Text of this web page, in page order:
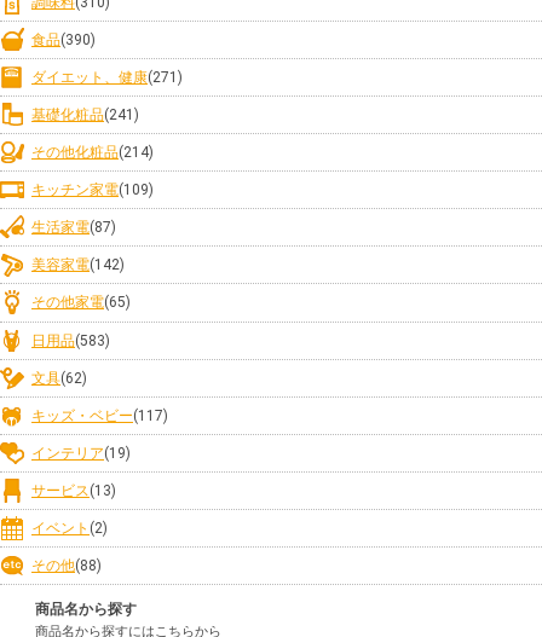
食品(390)
ダイエット、健康(271)
基礎化粧品(241)
その他化粧品(214)
キッチン家電(109)
生活家電(87)
美容家電(142)
その他家電(65)
日用品(583)
文具(62)
キッズ・ベビー(117)
インテリア(19)
サービス(13)
イベント (2)
その他(88)
商品名から探す
商品名から探すにはこちらから